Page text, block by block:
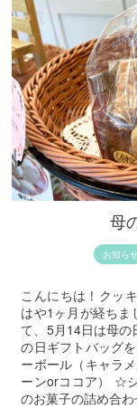
母
お知ら
こんにちは！クッ
はや1ヶ月が経ちま
て、5月14日は母の
の日ギフトバッグ
ーボール（キャラ
ーンorココア） ☆
のお菓子の詰め合